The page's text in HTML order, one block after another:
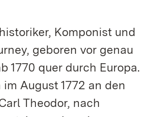
Komponist und
geboren vor genau
1770 quer durch Europa.
August 1772 an den
Theodor, nach